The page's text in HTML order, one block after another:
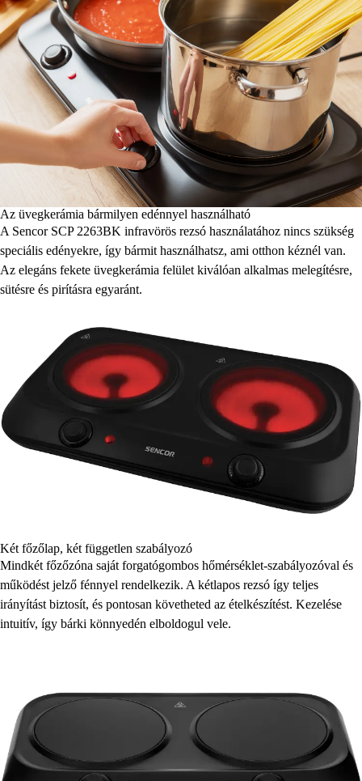
Az üvegkerámia bármilyen edénnyel használható
A Sencor SCP 2263BK infravörös rezsó használatához nincs szükség
speciális edényekre, így bármit használhatsz, ami otthon kéznél van.
Az elegáns fekete üvegkerámia felület kiválóan alkalmas melegítésre,
sütésre és pirításra egyaránt.
Két főzőlap, két független szabályozó
Mindkét főzőzóna saját forgatógombos hőmérséklet-szabályozóval és
működést jelző fénnyel rendelkezik. A kétlapos rezsó így teljes
irányítást biztosít, és pontosan követheted az ételkészítést. Kezelése
intuitív, így bárki könnyedén elboldogul vele.